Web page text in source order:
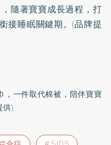
隨著寶寶成長過程，打
接睡眠關鍵期。(品牌提
，一件取代棉被，陪伴寶寶
供)